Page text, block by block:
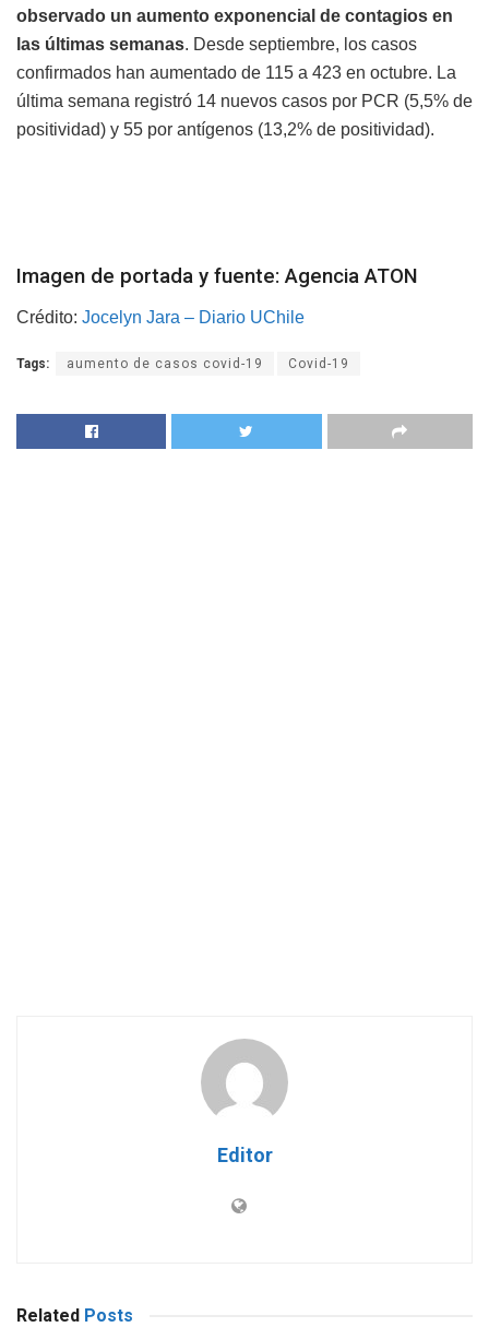
observado un aumento exponencial de contagios en
las últimas semanas. Desde septiembre, los casos
confirmados han aumentado de 115 a 423 en octubre. La
última semana registró 14 nuevos casos por PCR (5,5% de
positividad) y 55 por antígenos (13,2% de positividad).
Imagen de portada y fuente: Agencia ATON
Crédito: Jocelyn Jara – Diario UChile
Tags: aumento de casos covid-19 Covid-19
Editor
Related Posts